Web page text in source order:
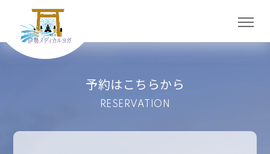
予約はこちらから
RESERVATION